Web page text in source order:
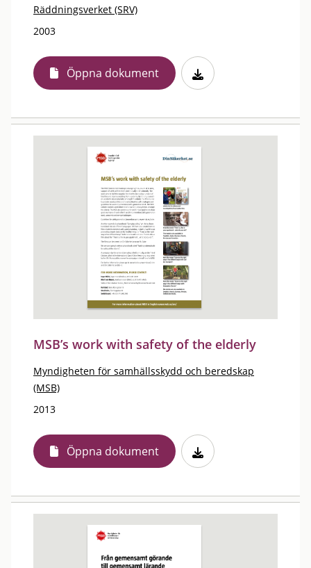
Räddningsverket (SRV)
2003
Öppna dokument
MSB’s work with safety of the elderly
Myndigheten för samhällsskydd och beredskap
(MSB)
2013
Öppna dokument